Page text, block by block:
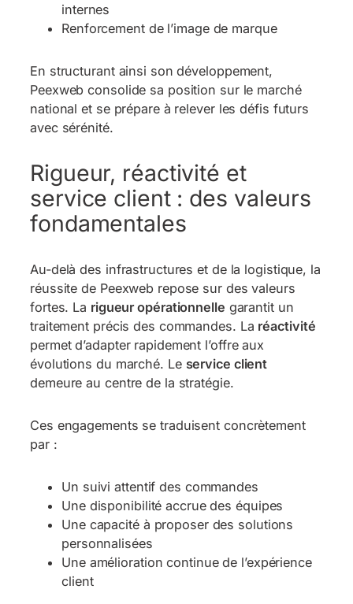
internes
Renforcement de l’image de marque
En structurant ainsi son développement,
Peexweb consolide sa position sur le marché
national et se prépare à relever les défis futurs
avec sérénité.
Rigueur, réactivité et
service client : des valeurs
fondamentales
Au-delà des infrastructures et de la logistique, la
réussite de Peexweb repose sur des valeurs
fortes. La rigueur opérationnelle garantit un
traitement précis des commandes. La réactivité
permet d’adapter rapidement l’offre aux
évolutions du marché. Le service client
demeure au centre de la stratégie.
Ces engagements se traduisent concrètement
par :
Un suivi attentif des commandes
Une disponibilité accrue des équipes
Une capacité à proposer des solutions
personnalisées
Une amélioration continue de l’expérience
client